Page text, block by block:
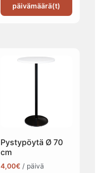
päivämäärä(t)
Pystypöytä Ø 70
cm
4,00€ / päivä